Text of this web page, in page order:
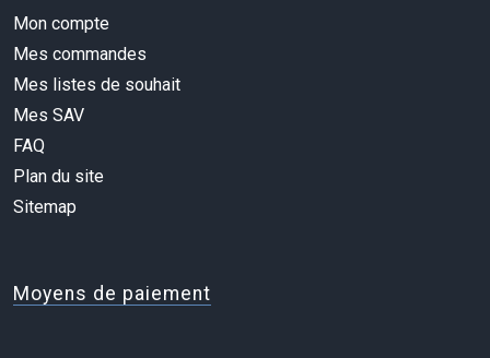
Mon compte
Mes commandes
Mes listes de souhait
Mes SAV
FAQ
Plan du site
Sitemap
Moyens de paiement